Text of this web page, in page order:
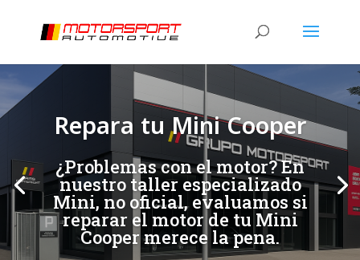
Repara tu Mini Cooper
¿Problemas con el motor? En
nuestro taller especializado
Mini, no oficial, evaluamos si
reparar el motor de tu Mini
Cooper merece la pena.
[/et_pb_slide] [/et_pb_slide]